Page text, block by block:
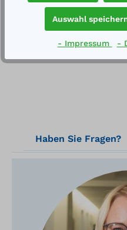
Flüssigkeiten nach
Technische Daten
Haben Sie Fragen?
Auswahl
- Impressum -